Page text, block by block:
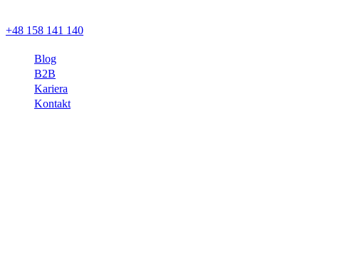
+48 158 141 140
Blog
B2B
Kariera
Kontakt